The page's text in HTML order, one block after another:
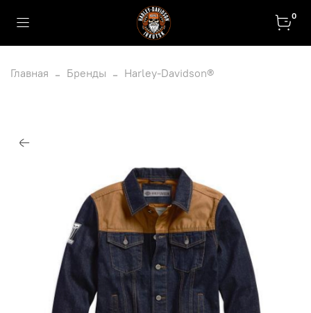
0
Главная Бренды Harley-Davidson®